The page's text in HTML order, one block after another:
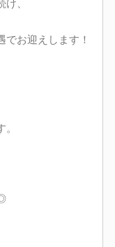
、
お迎えします！